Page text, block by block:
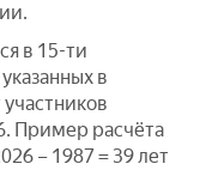
в 15-ти
в
Пример расчёта
– 1987 = 39 лет